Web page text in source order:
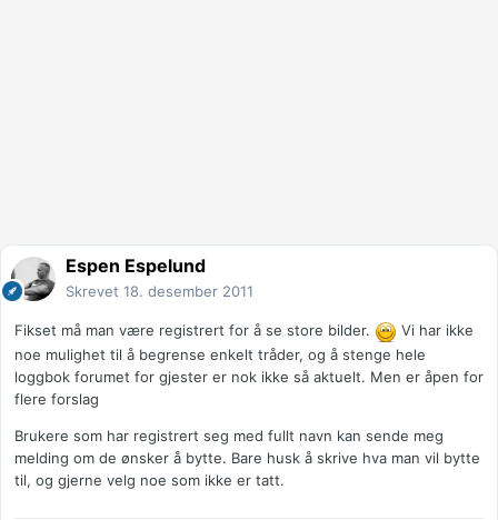
Espen Espelund
Skrevet 18. desember 2011
Fikset må man være registrert for å se store bilder.
Vi har ikke
noe mulighet til å begrense enkelt tråder, og å stenge hele
loggbok forumet for gjester er nok ikke så aktuelt. Men er åpen for
flere forslag
Brukere som har registrert seg med fullt navn kan sende meg
melding om de ønsker å bytte. Bare husk å skrive hva man vil bytte
til, og gjerne velg noe som ikke er tatt.